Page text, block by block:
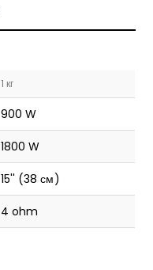
1 кг
900 W
1800 W
15'' (38 см)
4 ohm